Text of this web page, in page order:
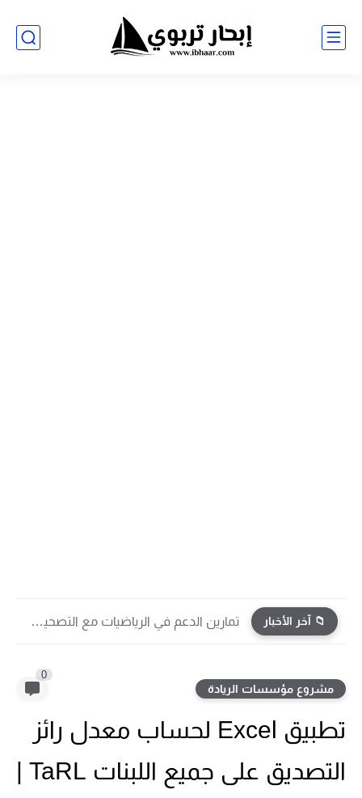
📁 آخر الأخبار تمارين الدعم في الرياضيات مع التصحيح | جميع الوحدات...
مشروع مؤسسات الريادة
0
تطبيق Excel لحساب معدل رائز
التصديق على جميع اللبنات TaRL |